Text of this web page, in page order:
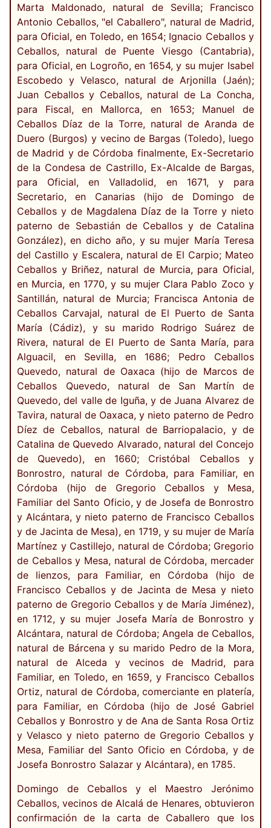
Marta Maldonado, natural de Sevilla; Francisco
Antonio Ceballos, "el Caballero", natural de Madrid,
para Oficial, en Toledo, en 1654; Ignacio Ceballos y
Ceballos, natural de Puente Viesgo (Cantabria),
para Oficial, en Logroño, en 1654, y su mujer Isabel
Escobedo y Velasco, natural de Arjonilla (Jaén);
Juan Ceballos y Ceballos, natural de La Concha,
para Fiscal, en Mallorca, en 1653; Manuel de
Ceballos Díaz de la Torre, natural de Aranda de
Duero (Burgos) y vecino de Bargas (Toledo), luego
de Madrid y de Córdoba finalmente, Ex-Secretario
de la Condesa de Castrillo, Ex-Alcalde de Bargas,
para Oficial, en Valladolid, en 1671, y para
Secretario, en Canarias (hijo de Domingo de
Ceballos y de Magdalena Díaz de la Torre y nieto
paterno de Sebastián de Ceballos y de Catalina
González), en dicho año, y su mujer María Teresa
del Castillo y Escalera, natural de El Carpio; Mateo
Ceballos y Briñez, natural de Murcia, para Oficial,
en Murcia, en 1770, y su mujer Clara Pablo Zoco y
Santillán, natural de Murcia; Francisca Antonia de
Ceballos Carvajal, natural de El Puerto de Santa
María (Cádiz), y su marido Rodrigo Suárez de
Rivera, natural de El Puerto de Santa María, para
Alguacil, en Sevilla, en 1686; Pedro Ceballos
Quevedo, natural de Oaxaca (hijo de Marcos de
Ceballos Quevedo, natural de San Martín de
Quevedo, del valle de Iguña, y de Juana Alvarez de
Tavira, natural de Oaxaca, y nieto paterno de Pedro
Díez de Ceballos, natural de Barriopalacio, y de
Catalina de Quevedo Alvarado, natural del Concejo
de Quevedo), en 1660; Cristóbal Ceballos y
Bonrostro, natural de Córdoba, para Familiar, en
Córdoba (hijo de Gregorio Ceballos y Mesa,
Familiar del Santo Oficio, y de Josefa de Bonrostro
y Alcántara, y nieto paterno de Francisco Ceballos
y de Jacinta de Mesa), en 1719, y su mujer de María
Martínez y Castillejo, natural de Córdoba; Gregorio
de Ceballos y Mesa, natural de Córdoba, mercader
de lienzos, para Familiar, en Córdoba (hijo de
Francisco Ceballos y de Jacinta de Mesa y nieto
paterno de Gregorio Ceballos y de María Jiménez),
en 1712, y su mujer Josefa María de Bonrostro y
Alcántara, natural de Córdoba; Angela de Ceballos,
natural de Bárcena y su marido Pedro de la Mora,
natural de Alceda y vecinos de Madrid, para
Familiar, en Toledo, en 1659, y Francisco Ceballos
Ortiz, natural de Córdoba, comerciante en platería,
para Familiar, en Córdoba (hijo de José Gabriel
Ceballos y Bonrostro y de Ana de Santa Rosa Ortiz
y Velasco y nieto paterno de Gregorio Ceballos y
Mesa, Familiar del Santo Oficio en Córdoba, y de
Josefa Bonrostro Salazar y Alcántara), en 1785.
Domingo de Ceballos y el Maestro Jerónimo
Ceballos, vecinos de Alcalá de Henares, obtuvieron
confirmación de la carta de Caballero que los